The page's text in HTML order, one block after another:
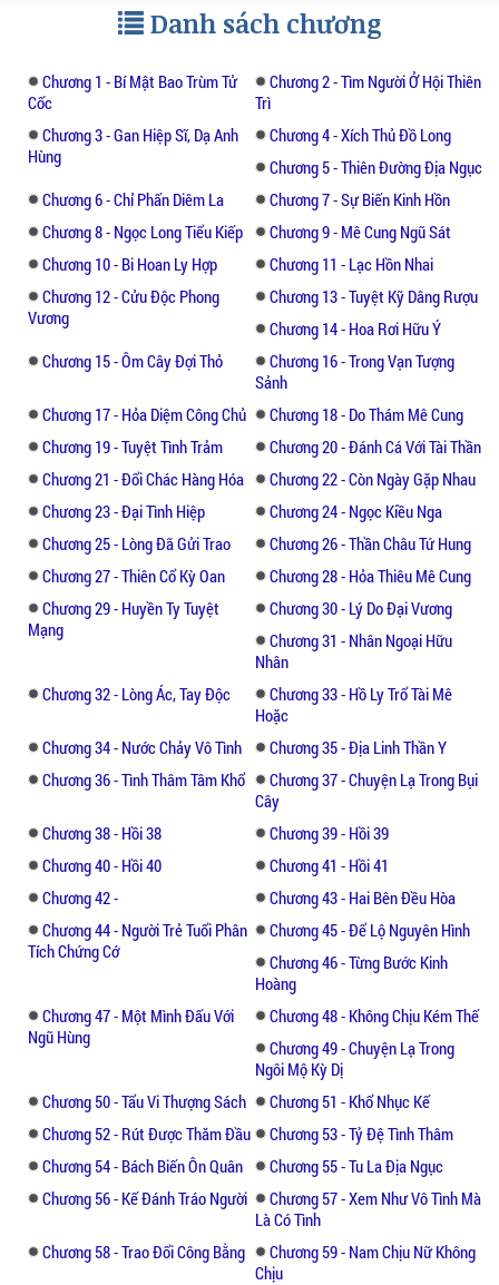
Danh sách chương
Chương 1 - Bí Mật Bao Trùm Tử
Cốc
Chương 2 - Tìm Người Ở Hội Thiên
Trì
Chương 3 - Gan Hiệp Sĩ, Dạ Anh
Hùng
Chương 4 - Xích Thủ Đồ Long
Chương 5 - Thiên Đường Địa Ngục
Chương 6 - Chỉ Phấn Diêm La
Chương 7 - Sự Biến Kinh Hồn
Chương 8 - Ngọc Long Tiểu Kiếp
Chương 9 - Mê Cung Ngũ Sát
Chương 10 - Bi Hoan Ly Hợp
Chương 11 - Lạc Hồn Nhai
Chương 12 - Cửu Độc Phong
Vương
Chương 13 - Tuyệt Kỹ Dâng Rượu
Chương 14 - Hoa Rơi Hữu Ý
Chương 15 - Ôm Cây Đợi Thỏ
Chương 16 - Trong Vạn Tượng
Sảnh
Chương 17 - Hỏa Diệm Công Chủ
Chương 18 - Do Thám Mê Cung
Chương 19 - Tuyệt Tình Trảm
Chương 20 - Đánh Cá Với Tài Thần
Chương 21 - Đổi Chác Hàng Hóa
Chương 22 - Còn Ngày Gặp Nhau
Chương 23 - Đại Tình Hiệp
Chương 24 - Ngọc Kiều Nga
Chương 25 - Lòng Đã Gửi Trao
Chương 26 - Thần Châu Tứ Hung
Chương 27 - Thiên Cổ Kỳ Oan
Chương 28 - Hỏa Thiêu Mê Cung
Chương 29 - Huyền Ty Tuyệt
Mạng
Chương 30 - Lý Do Đại Vương
Chương 31 - Nhân Ngoại Hữu
Nhân
Chương 32 - Lòng Ác, Tay Độc
Chương 33 - Hồ Ly Trổ Tài Mê
Hoặc
Chương 34 - Nước Chảy Vô Tình
Chương 35 - Địa Linh Thần Y
Chương 36 - Tình Thâm Tâm Khổ
Chương 37 - Chuyện Lạ Trong Bụi
Cây
Chương 38 - Hồi 38
Chương 39 - Hồi 39
Chương 40 - Hồi 40
Chương 41 - Hồi 41
Chương 42 -
Chương 43 - Hai Bên Đều Hòa
Chương 44 - Người Trẻ Tuổi Phân
Tích Chứng Cớ
Chương 45 - Để Lộ Nguyên Hình
Chương 46 - Từng Bước Kinh
Hoàng
Chương 47 - Một Mình Đấu Với
Ngũ Hùng
Chương 48 - Không Chịu Kém Thế
Chương 49 - Chuyện Lạ Trong
Ngôi Mộ Kỳ Dị
Chương 50 - Tẩu Vi Thượng Sách
Chương 51 - Khổ Nhục Kế
Chương 52 - Rút Được Thăm Đầu
Chương 53 - Tỷ Đệ Tình Thâm
Chương 54 - Bách Biến Ôn Quân
Chương 55 - Tu La Địa Ngục
Chương 56 - Kế Đánh Tráo Người
Chương 57 - Xem Như Vô Tình Mà
Là Có Tình
Chương 58 - Trao Đổi Công Bằng
Chương 59 - Nam Chịu Nữ Không
Chịu